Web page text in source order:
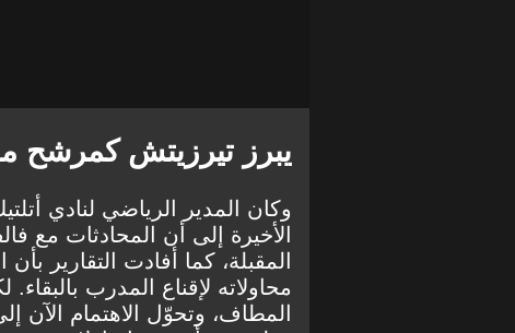
يبرز تيرزيتش كمرشح
وكان المدير الرياضي لنادي
الأخيرة إلى أن المحادثات مع
المقبلة، كما أفادت التقارير
محاولاته لإقناع المدرب
المطاف، وتحوّل الاهتمام الآن